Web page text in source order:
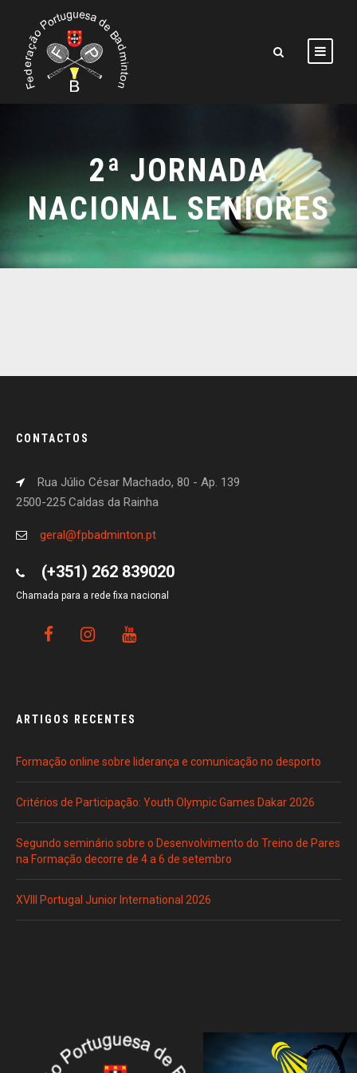
2ª JORNADA
NACIONAL SENIORES
CONTACTOS
Rua Júlio César Machado, 80 - Ap. 139
2500-225 Caldas da Rainha
geral@fpbadminton.pt
(+351) 262 839020
Chamada para a rede fixa nacional
ARTIGOS RECENTES
Formação online sobre liderança e comunicação no desporto
Critérios de Participação: Youth Olympic Games Dakar 2026
Segundo seminário sobre o Desenvolvimento do Treino de Pares
na Formação decorre de 4 a 6 de setembro
XVIII Portugal Junior International 2026